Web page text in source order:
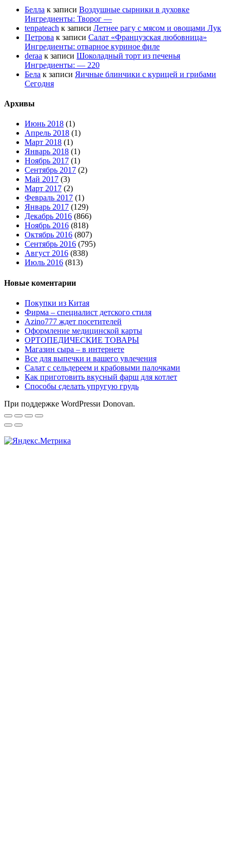
Белла к записи Воздушные сырники в духовке
Ингредиенты: Творог —
tenpateach к записи Летнее рагу с мясом и овощами Лук
Петрова к записи Салат «Французская любовница»
Ингредиенты: отварное куриное филе
deraa к записи Шоколадный торт из печенья
Ингредиенты: — 220
Бела к записи Яичные блинчики с курицей и грибами
Сегодня
Архивы
Июнь 2018 (1)
Апрель 2018 (1)
Март 2018 (1)
Январь 2018 (1)
Ноябрь 2017 (1)
Сентябрь 2017 (2)
Май 2017 (3)
Март 2017 (2)
Февраль 2017 (1)
Январь 2017 (129)
Декабрь 2016 (866)
Ноябрь 2016 (818)
Октябрь 2016 (807)
Сентябрь 2016 (795)
Август 2016 (838)
Июль 2016 (813)
Новые коментарии
Покупки из Китая
Фирма – специалист детского стиля
Azino777 ждет посетителей
Оформление медицинской карты
ОРТОПЕДИЧЕСКИЕ ТОВАРЫ
Магазин сыра – в интернете
Все для выпечки и вашего увлечения
Салат с сельдереем и крабовыми палочками
Как приготовить вкусный фарш для котлет
Способы сделать упругую грудь
При поддержке WordPressи Donovan.